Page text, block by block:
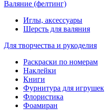
Валяние (фелтинг)
Иглы, аксессуары
Шерсть для валяния
Для творчества и рукоделия
Раскраски по номерам
Наклейки
Книги
Фурнитура для игрушек
Флористика
Фоамиран